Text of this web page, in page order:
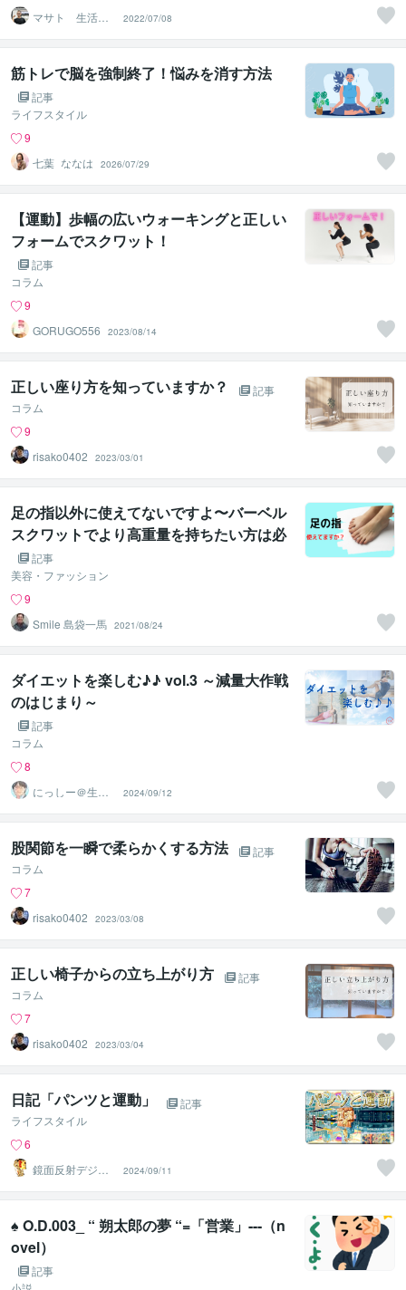
マサト 生活習
慣改善パーソナ
ルトレーナー
2022/07/08
筋トレで脳を強制終了！悩みを消す方法
記事
ライフスタイル
9
七葉_ななは
2026/07/29
【運動】歩幅の広いウォーキングと正しい
フォームでスクワット！
記事
コラム
9
GORUGO556
2023/08/14
正しい座り方を知っていますか？
記事
コラム
9
risako0402
2023/03/01
足の指以外に使えてないですよ〜バーベル
スクワットでより高重量を持ちたい方は必
見かも〜
記事
美容・ファッション
9
Smile 島袋一馬 2021/08/24
ダイエットを楽しむ♪♪ vol.3 ～減量大作戦
のはじまり～
記事
コラム
8
にっしー＠生成A
I活用アドバイザ
ー
2024/09/12
股関節を一瞬で柔らかくする方法
記事
コラム
7
risako0402
2023/03/08
正しい椅子からの立ち上がり方
記事
コラム
7
risako0402
2023/03/04
日記「パンツと運動」
記事
ライフスタイル
6
鏡面反射デジタ
ルアート製作所
（鈴木穣）
2024/09/11
♠ O.D.003_ “ 朔太郎の夢 “=「営業」---（n
ovel）
記事